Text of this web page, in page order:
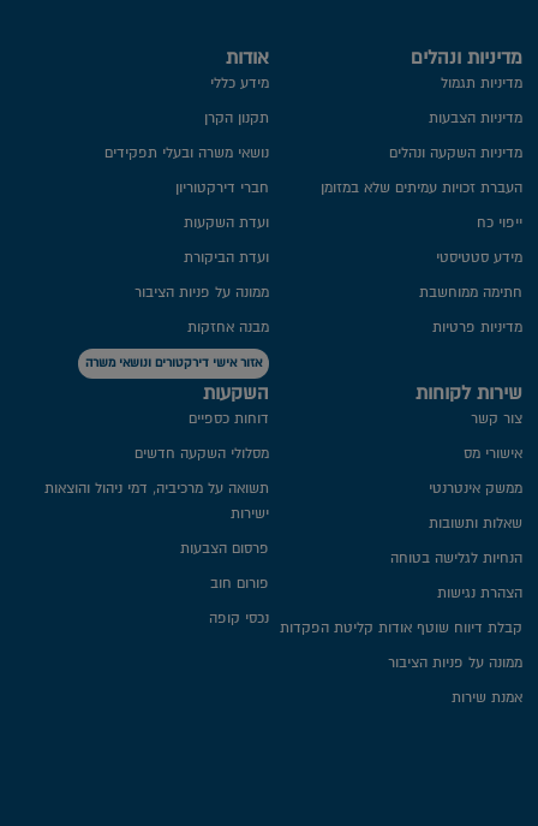
אודות
מידע כללי
תקנון הקרן
נושאי משרה ובעלי תפקידים
חברי דירקטוריון
ועדת השקעות
ועדת הביקורת
ממונה על פניות הציבור
מבנה אחזקות
אזור אישי דירקטורים ונושאי משרה
מדיניות ונהלים
מדיניות תגמול
מדיניות הצבעות
מדיניות השקעה ונהלים
העברת זכויות עמיתים שלא במזומן
ייפוי כח
מידע סטטיסטי
חתימה ממוחשבת
מדיניות פרטיות​
השקעות
דוחות כספיים
מסלולי השקעה חדשים
תשואה על מרכיביה, דמי ניהול והוצאות
ישירות
פרסום הצבעות
פורום חוב
נכסי קופה
שירות לקוחות
צור קשר
אישורי מס
ממשק אינטרנטי
שאלות ותשובות
הנחיות לגלישה בטוחה
הצהרת נגישות
קבלת דיווח שוטף אודות קליטת הפקדות
ממונה על פניות הציבור
אמנת שירות